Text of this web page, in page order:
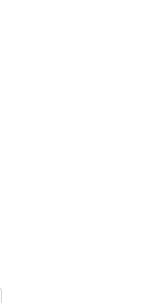
ページトップへ